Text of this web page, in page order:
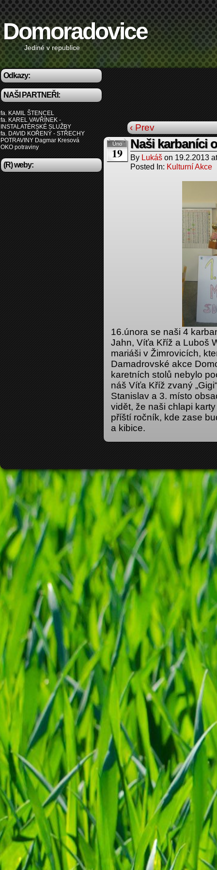
Domoradovice
Jediné v republice
Odkazy:
NAŠI PARTNEŘI:
fa. KAMIL ŠTENCEL
fa. KAREL VAVŘÍNEK -
INSTALATÉRSKÉ SLUŽBY
fa. DAVID KOŘENÝ - STŘECHY
POTRAVINY Dagmar Kresová
OKO potraviny
(R) weby:
‹ Prev
Úno
19
Naši karbaníci
By Lukáš on 19.2.2013
Posted In: Kulturní Akce
16.února se naši 4
Jahn, Víťa Kříž a Luboš
mariáši v Žimrovicích,
Damadrovské akce
karetních stolů nebylo
náš Víťa Kříž zvaný
Stanislav a 3. místo
vidět, že naši chlapi
příští ročník, kde zase
a kibice.